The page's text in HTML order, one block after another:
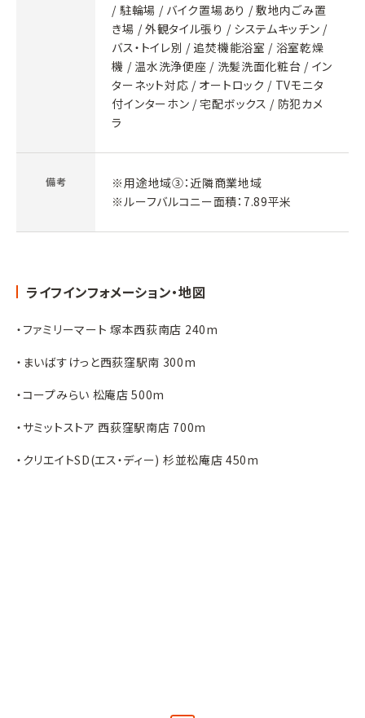
/ 駐輪場 / バイク置場あり / 敷地内ごみ置
き場 / 外観タイル張り / システムキッチン /
バス・トイレ別 / 追焚機能浴室 / 浴室乾燥
機 / 温水洗浄便座 / 洗髪洗面化粧台 / イン
ターネット対応 / オートロック / TVモニタ
付インターホン / 宅配ボックス / 防犯カメ
ラ
備考
※用途地域③：近隣商業地域
※ルーフバルコニー面積：7.89平米
ライフインフォメーション・地図
・ファミリーマート 塚本西荻南店 240m
・まいばすけっと西荻窪駅南 300m
・コープみらい 松庵店 500m
・サミットストア 西荻窪駅南店 700m
・クリエイトSD(エス・ディー) 杉並松庵店 450m